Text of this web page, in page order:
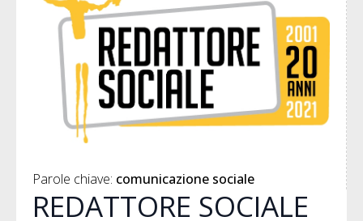
Parole chiave: comunicazione sociale
REDATTORE SOCIALE